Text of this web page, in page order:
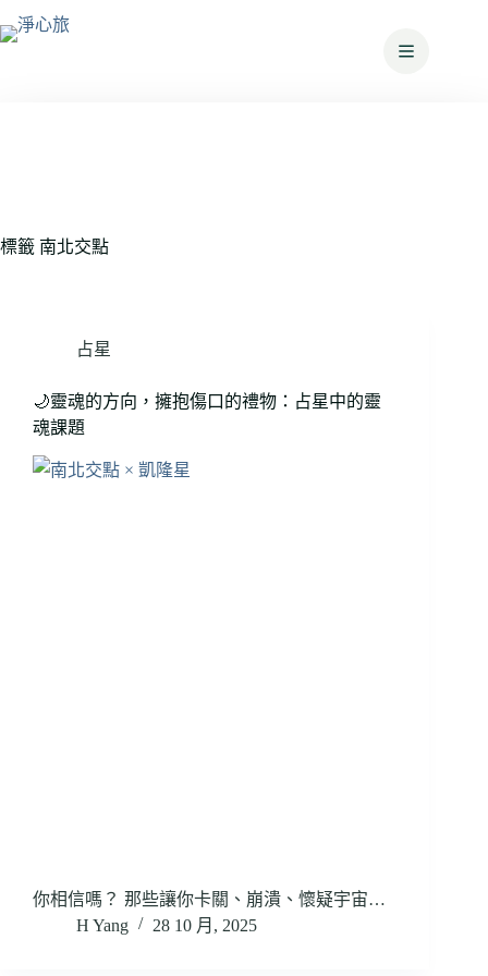
標籤 南北交點
占星
🌙靈魂的方向，擁抱傷口的禮物：占星中的靈
魂課題
你相信嗎？ 那些讓你卡關、崩潰、懷疑宇宙…
H Yang
28 10 月, 2025